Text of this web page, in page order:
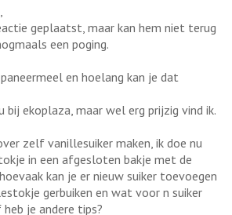
geplaatst, maar kan hem niet terug
een poging.
en hoelang kan je dat
bij ekoplaza, maar wel erg prijzig vind ik.
zelf vanillesuiker maken, ik doe nu
in een afgesloten bakje met de
kan je er nieuw suiker toevoegen
gerbuiken en wat voor n suiker
je andere tips?